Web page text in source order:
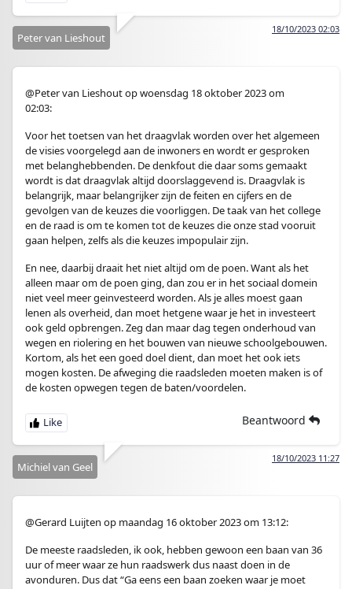
18/10/2023 02:03
Peter van Lieshout
@Peter van Lieshout op woensdag 18 oktober 2023 om
02:03:
Voor het toetsen van het draagvlak worden over het algemeen
de visies voorgelegd aan de inwoners en wordt er gesproken
met belanghebbenden. De denkfout die daar soms gemaakt
wordt is dat draagvlak altijd doorslaggevend is. Draagvlak is
belangrijk, maar belangrijker zijn de feiten en cijfers en de
gevolgen van de keuzes die voorliggen. De taak van het college
en de raad is om te komen tot de keuzes die onze stad vooruit
gaan helpen, zelfs als die keuzes impopulair zijn.
En nee, daarbij draait het niet altijd om de poen. Want als het
alleen maar om de poen ging, dan zou er in het sociaal domein
niet veel meer geinvesteerd worden. Als je alles moest gaan
lenen als overheid, dan moet hetgene waar je het in investeert
ook geld opbrengen. Zeg dan maar dag tegen onderhoud van
wegen en riolering en het bouwen van nieuwe schoolgebouwen.
Kortom, als het een goed doel dient, dan moet het ook iets
mogen kosten. De afweging die raadsleden moeten maken is of
de kosten opwegen tegen de baten/voordelen.
Beantwoord
18/10/2023 11:27
Michiel van Geel
@Gerard Luijten op maandag 16 oktober 2023 om 13:12:
De meeste raadsleden, ik ook, hebben gewoon een baan van 36
uur of meer waar ze hun raadswerk dus naast doen in de
avonduren. Dus dat “Ga eens een baan zoeken waar je moet